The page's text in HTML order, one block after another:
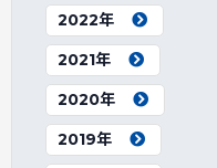
2022年
2021年
2020年
2019年